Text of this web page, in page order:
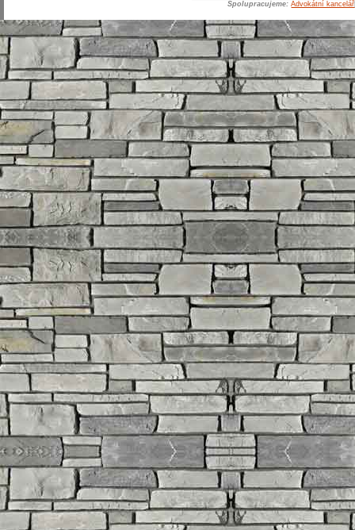
Spolupracujeme:Advokátní kancelář